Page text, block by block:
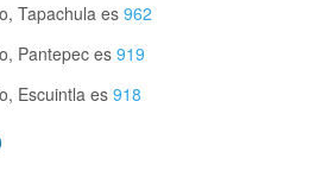
Tapachula es 962
Pantepec es 919
Escuintla es 918